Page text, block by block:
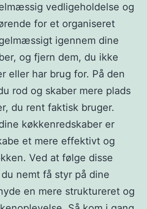
vedligeholdelse og
for et organiseret
igennem dine
og fjern dem, du ikke
eller har brug for. På den
rod og skaber mere plads
du rent faktisk bruger.
køkkenredskaber er
et mere effektivt og
Ved at følge disse
nemt få styr på dine
en mere struktureret og